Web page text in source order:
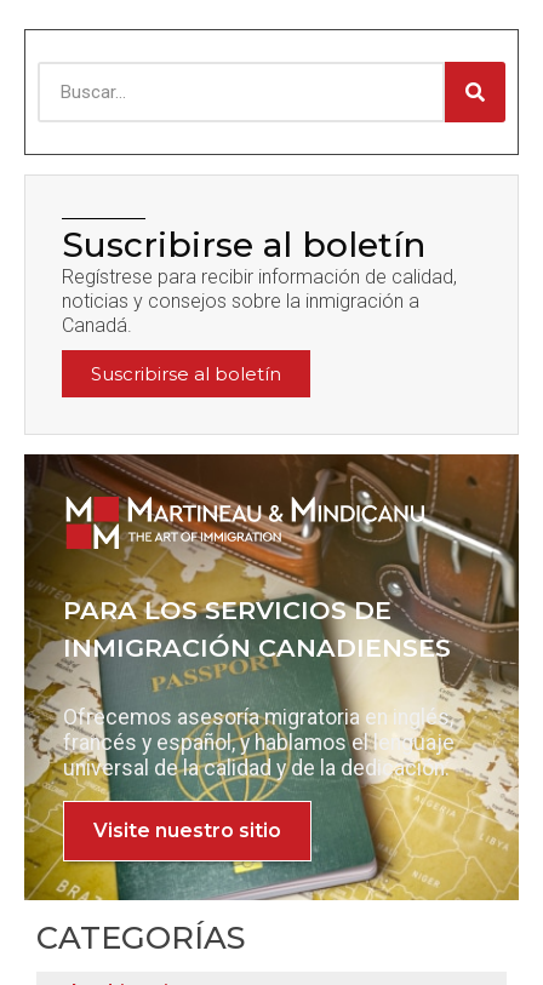
Suscribirse al boletín
Regístrese para recibir información de calidad,
noticias y consejos sobre la inmigración a
Canadá.
Suscribirse al boletín
PARA LOS SERVICIOS DE
INMIGRACIÓN CANADIENSES
Ofrecemos asesoría migratoria en inglés,
francés y español, y hablamos el lenguaje
universal de la calidad y de la dedicación.
Visite nuestro sitio
CATEGORÍAS